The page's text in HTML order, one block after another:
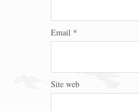
Email *
Site web